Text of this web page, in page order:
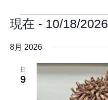
イ
ン
ト
現在 - 10/18/2026
付
8月 2026
日
9